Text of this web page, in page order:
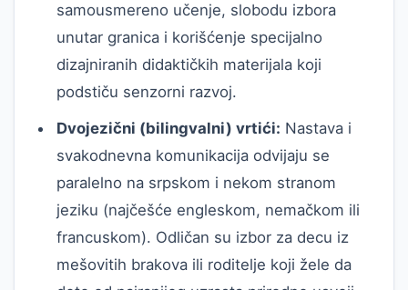
samousmereno učenje, slobodu izbora
unutar granica i korišćenje specijalno
dizajniranih didaktičkih materijala koji
podstiču senzorni razvoj.
Dvojezični (bilingvalni) vrtići: Nastava i
svakodnevna komunikacija odvijaju se
paralelno na srpskom i nekom stranom
jeziku (najčešće engleskom, nemačkom ili
francuskom). Odličan su izbor za decu iz
mešovitih brakova ili roditelje koji žele da